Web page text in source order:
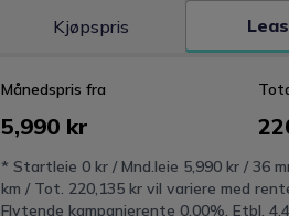
Kjøpspris
Månedspris fra
5,990 kr
* Startleie 0 kr / Mnd.leie 5,990 kr / 36
km / Tot. 220,135 kr vil variere med
Flytende kampanjerente 0.00%. Etbl.